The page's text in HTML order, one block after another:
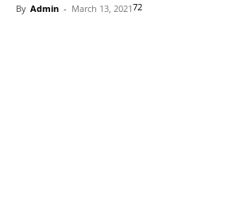
By Admin - March 13, 202172